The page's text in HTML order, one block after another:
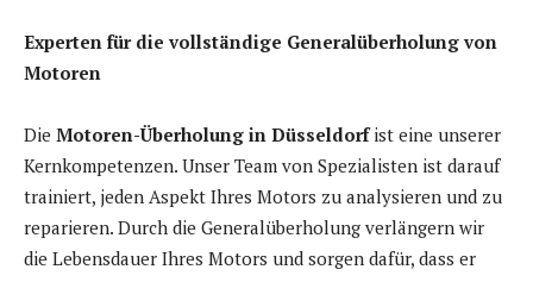
Experten für die vollständige Generalüberholung von
Motoren
Die Motoren-Überholung in Düsseldorfist eine unserer
Kernkompetenzen. Unser Team von Spezialisten ist darauf
trainiert, jeden Aspekt Ihres Motors zu analysieren und zu
reparieren. Durch die Generalüberholung verlängern wir
die Lebensdauer Ihres Motors und sorgen dafür, dass er